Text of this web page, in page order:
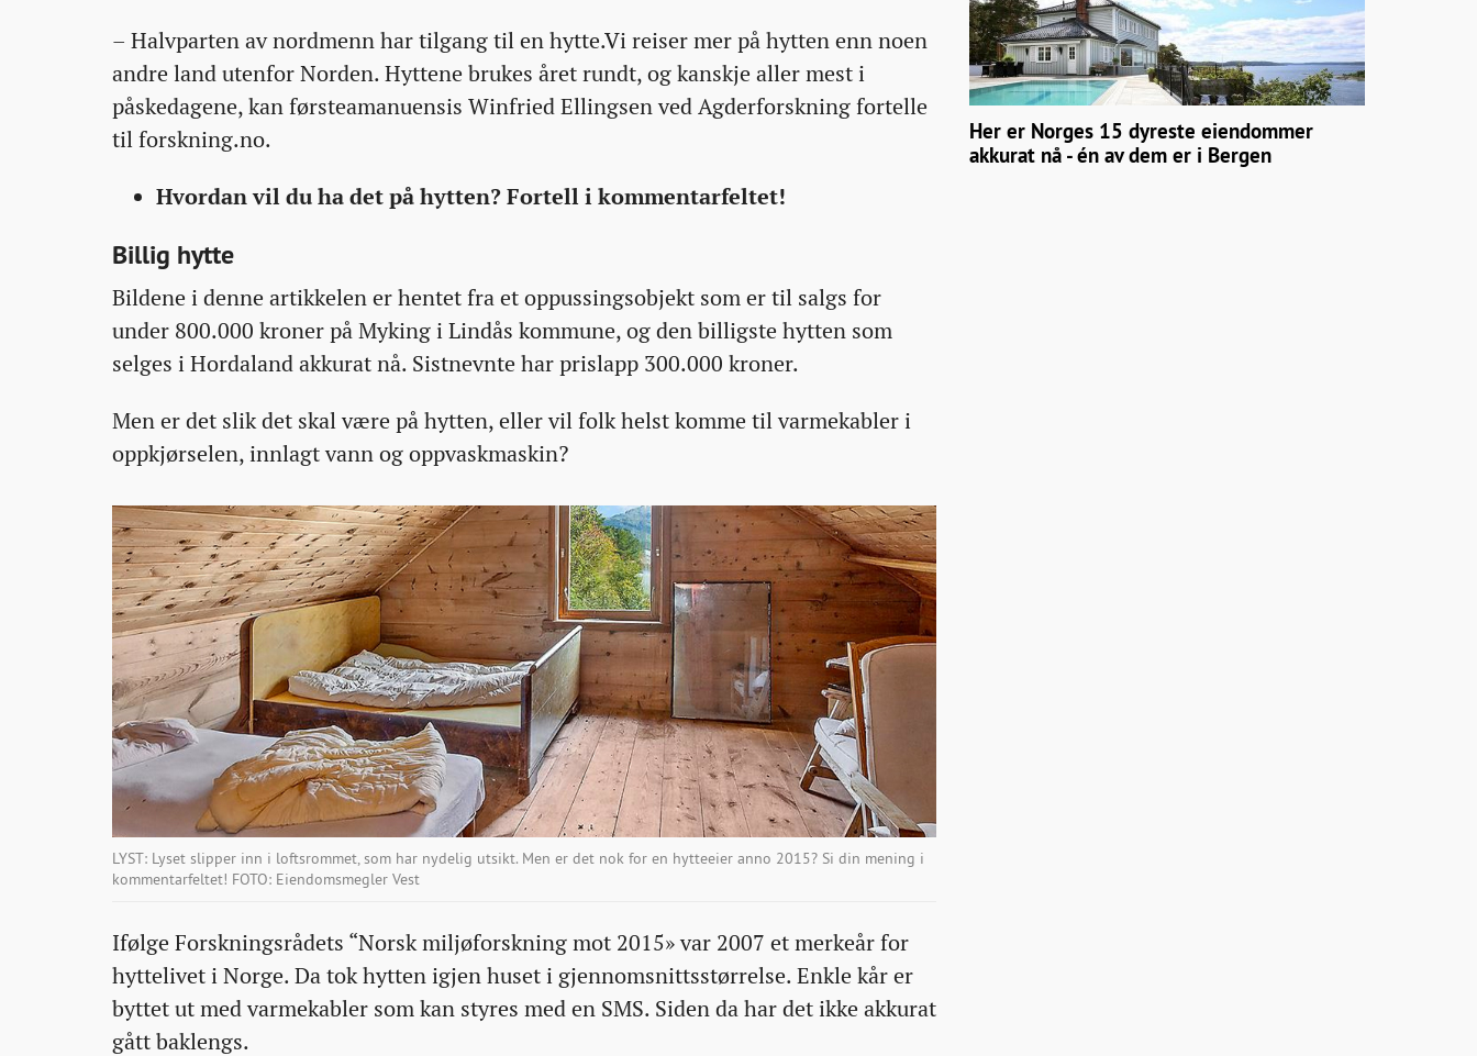
– Halvparten av nordmenn har tilgang til en hytte.Vi reiser mer på hytten enn noen
andre land utenfor Norden. Hyttene brukes året rundt, og kanskje aller mest i
påskedagene, kan førsteamanuensis Winfried Ellingsen ved Agderforskning fortelle
til forskning.no.
Hvordan vil du ha det på hytten? Fortell i kommentarfeltet!
Billig hytte
Bildene i denne artikkelen er hentet fra et oppussingsobjekt som er til salgs for
under 800.000 kroner på Myking i Lindås kommune, og den billigste hytten som
selges i Hordaland akkurat nå. Sistnevnte har prislapp 300.000 kroner.
Men er det slik det skal være på hytten, eller vil folk helst komme til varmekabler i
oppkjørselen, innlagt vann og oppvaskmaskin?
LYST: Lyset slipper inn i loftsrommet, som har nydelig utsikt. Men er det nok for en hytteeier anno 2015? Si din mening i
kommentarfeltet! FOTO: Eiendomsmegler Vest
Ifølge Forskningsrådets “Norsk miljøforskning mot 2015» var 2007 et merkeår for
hyttelivet i Norge. Da tok hytten igjen huset i gjennomsnittsstørrelse. Enkle kår er
byttet ut med varmekabler som kan styres med en SMS. Siden da har det ikke akkurat
gått baklengs.
Her er Norges 15 dyreste eiendommer
akkurat nå - én av dem er i Bergen